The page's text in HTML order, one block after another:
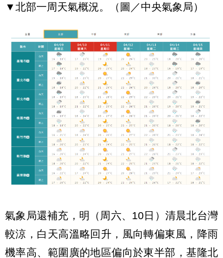
▼北部一周天氣概況。（圖／中央氣象局）
氣象局還補充，明（周六、10日）清晨北台灣
較涼，白天高溫略回升，風向轉偏東風，降雨
機率高、範圍廣的地區偏向於東半部，基隆北